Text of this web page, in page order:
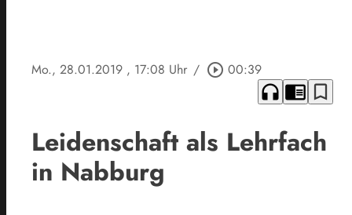
Mo., 28.01.2019 , 17:08 Uhr / play_circle_outline 00:39
headphones chrome_reader_mode bookmark_border
Leidenschaft als Lehrfach
in Nabburg